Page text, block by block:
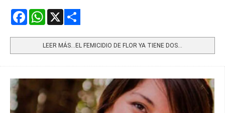
FacebookWhatsApp
LEER MÁS…EL FEMICIDIO DE FLOR YA TIENE DOS...